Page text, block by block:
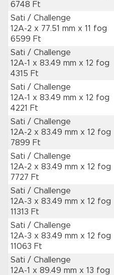
6748 Ft
Sati / Challenge
12A-2 x 77.51 mm x 11 fog
6599 Ft
Sati / Challenge
12A-1 x 83.49 mm x 12 fog
4315 Ft
Sati / Challenge
12A-1 x 83.49 mm x 12 fog
4221 Ft
Sati / Challenge
12A-2 x 83.49 mm x 12 fog
7899 Ft
Sati / Challenge
12A-2 x 83.49 mm x 12 fog
7727 Ft
Sati / Challenge
12A-3 x 83.49 mm x 12 fog
11313 Ft
Sati / Challenge
12A-3 x 83.49 mm x 12 fog
11063 Ft
Sati / Challenge
12A-1 x 89.49 mm x 13 fog